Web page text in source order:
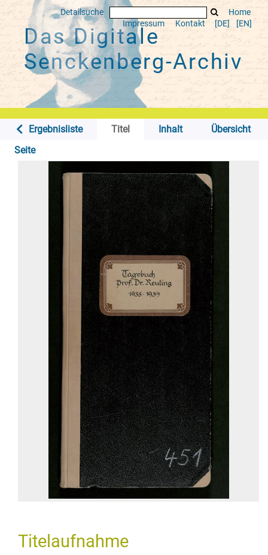
Detailsuche
Home
Impressum
Kontakt [DE] [EN]
Das Digitale
Senckenberg-Archiv
Ergebnisliste Titel Inhalt
Übersicht
Seite
Titelaufnahme